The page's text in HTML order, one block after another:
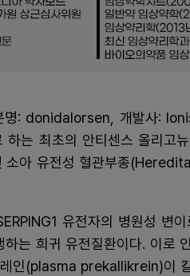
: donidalorsen, 개발사:
는 최초의 안티센스 올리고
소아 유전성 혈관부종
유전자의 병원성 변
는 희귀 유전질환이다. 이로
인(plasma prekallikrein)이